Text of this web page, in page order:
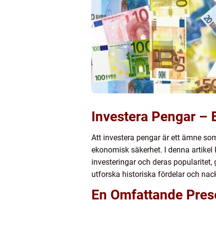
Investera Pengar –
Att investera pengar är ett ämne
ekonomisk säkerhet. I denna
investeringar och deras
utforska historiska fördelar och
En Omfattande